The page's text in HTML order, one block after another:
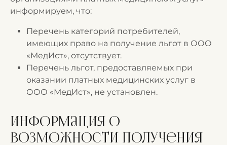
информируем, что:
Перечень категорий потребителей,
имеющих право на получение льгот в ООО
«МедИст», отсутствует.
Перечень льгот, предоставляемых при
оказании платных медицинских услуг в
ООО «МедИст», не установлен.
Информация о
возможности получения